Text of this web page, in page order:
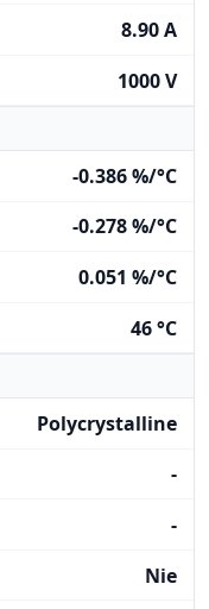
8.90 A
1000 V
-0.386 %/°C
-0.278 %/°C
0.051 %/°C
46 °C
Polycrystalline
-
-
Nie